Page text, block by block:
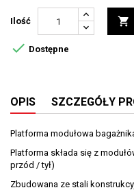
Ilość 
 Dostępne
OPIS SZCZEGÓŁY
Platforma modułowa
Platforma składa się z
przód / tył)
Zbudowana ze stali